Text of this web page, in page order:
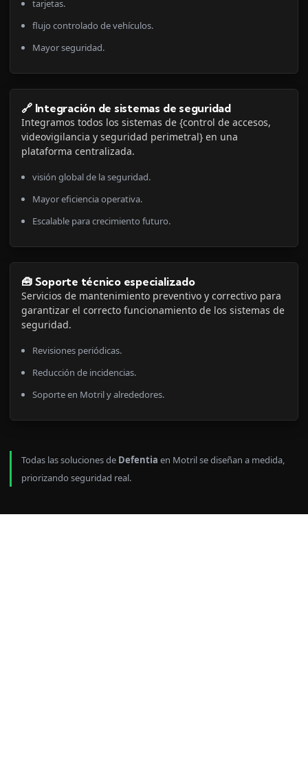
tarjetas.
flujo controlado de vehículos.
Mayor seguridad.
🔗 Integración de sistemas de seguridad
Integramos todos los sistemas de {control de accesos,
videovigilancia y seguridad perimetral} en una
plataforma centralizada.
visión global de la seguridad.
Mayor eficiencia operativa.
Escalable para crecimiento futuro.
🧰 Soporte técnico especializado
Servicios de mantenimiento preventivo y correctivo para
garantizar el correcto funcionamiento de los sistemas de
seguridad.
Revisiones periódicas.
Reducción de incidencias.
Soporte en Motril y alrededores.
Todas las soluciones de Defentia en Motril se diseñan a medida,
priorizando seguridad real.